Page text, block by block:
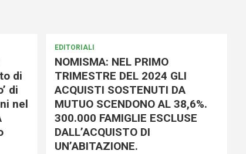
di
di
nel
EDITORIALI
NOMISMA: NEL PRIMO
TRIMESTRE DEL 2024 GLI
ACQUISTI SOSTENUTI DA
MUTUO SCENDONO AL 38,6%.
300.000 FAMIGLIE ESCLUSE
DALL’ACQUISTO DI
UN’ABITAZIONE.